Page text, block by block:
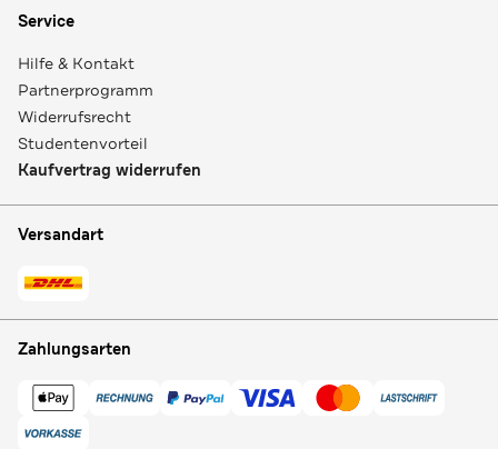
Service
Hilfe & Kontakt
Partnerprogramm
Widerrufsrecht
Studentenvorteil
Kaufvertrag widerrufen
Versandart
Zahlungsarten